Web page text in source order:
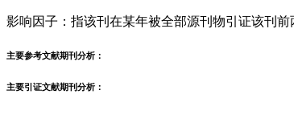
影响因子：指该刊在某年被全部源刊物引证该刊
主要参考文献期刊分析：
主要引证文献期刊分析：